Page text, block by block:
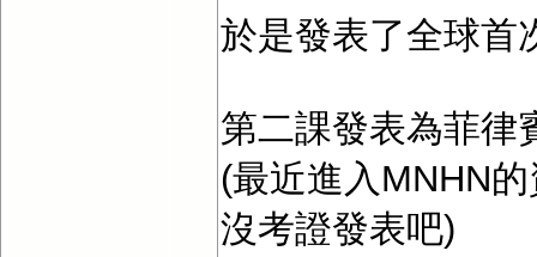
於是發表了全球首
第二課發表為菲律
(最近進入MNHN
沒考證發表吧)